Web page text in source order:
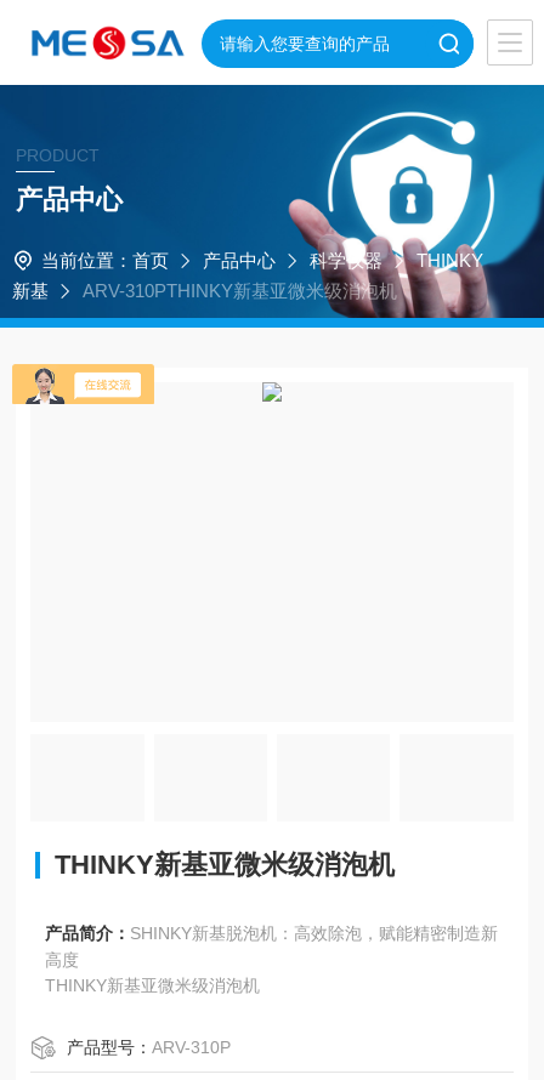
PRODUCT
产品中心
当前位置： 首页 产品中心 科学仪器
THINKY
新基
ARV-310PTHINKY新基亚微米级消泡机
THINKY新基亚微米级消泡机
产品简介： SHINKY新基脱泡机：高效除泡，赋能精密制造新
高度
THINKY新基亚微米级消泡机
产品型号：ARV-310P